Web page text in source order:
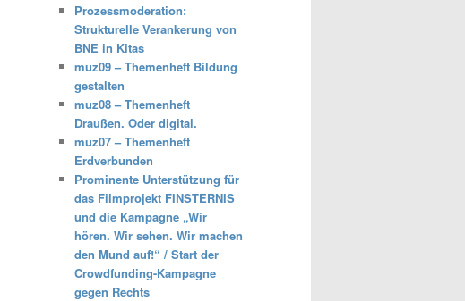
Prozessmoderation:
Strukturelle Verankerung von
BNE in Kitas
muz09 – Themenheft Bildung
gestalten
muz08 – Themenheft
Draußen. Oder digital.
muz07 – Themenheft
Erdverbunden
Prominente Unterstützung für
das Filmprojekt FINSTERNIS
und die Kampagne „Wir
hören. Wir sehen. Wir machen
den Mund auf!“ / Start der
Crowdfunding-Kampagne
gegen Rechts